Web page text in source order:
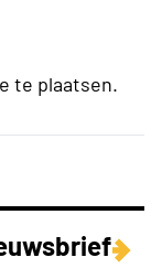
te plaatsen.